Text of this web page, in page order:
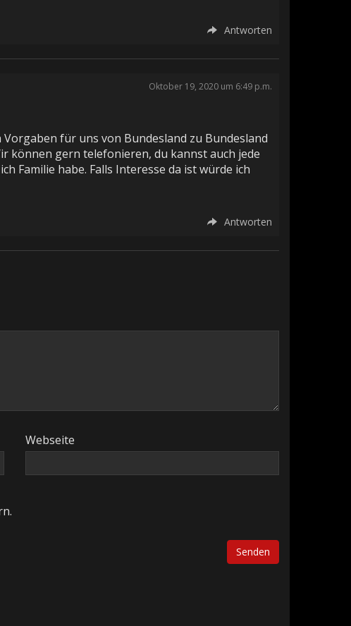
Antworten
Oktober 19, 2020 um 6:49 p.m.
für uns von Bundesland zu Bundesland
können gern telefonieren, du kannst auch jede
Familie habe. Falls Interesse da ist würde ich
Antworten
Webseite